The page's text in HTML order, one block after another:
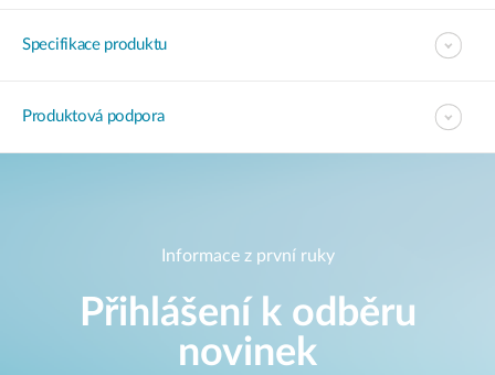
Specifikace produktu
Produktová podpora
Informace z první ruky
Přihlášení k odběru
novinek